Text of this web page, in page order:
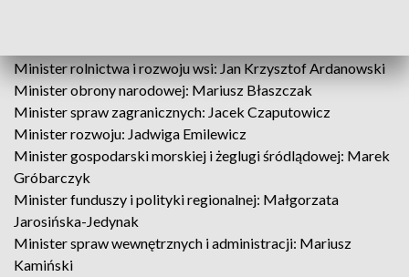
Minister rolnictwa i rozwoju wsi: Jan Krzysztof Ardanowski
Minister obrony narodowej: Mariusz Błaszczak
Minister spraw zagranicznych: Jacek Czaputowicz
Minister rozwoju: Jadwiga Emilewicz
Minister gospodarski morskiej i żeglugi śródlądowej: Marek
Gróbarczyk
Minister funduszy i polityki regionalnej: Małgorzata
Jarosińska-Jedynak
Minister spraw wewnętrznych i administracji: Mariusz
Kamiński